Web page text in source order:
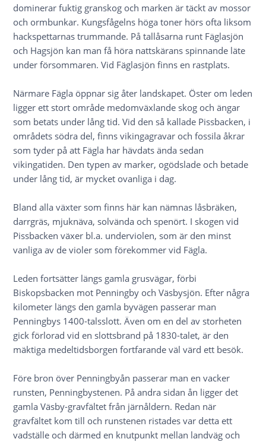
dominerar fuktig granskog och marken är täckt av mossor
och ormbunkar. Kungsfågelns höga toner hörs ofta liksom
hackspettarnas trummande. På tallåsarna runt Fäglasjön
och Hagsjön kan man få höra nattskärans spinnande läte
under försommaren. Vid Fäglasjön finns en rastplats.
Närmare Fägla öppnar sig åter landskapet. Öster om leden
ligger ett stort område medomväxlande skog och ängar
som betats under lång tid. Vid den så kallade Pissbacken, i
områdets södra del, finns vikingagravar och fossila åkrar
som tyder på att Fägla har hävdats ända sedan
vikingatiden. Den typen av marker, ogödslade och betade
under lång tid, är mycket ovanliga i dag.
Bland alla växter som finns här kan nämnas låsbräken,
darrgräs, mjuknäva, solvända och spenört. I skogen vid
Pissbacken växer bl.a. underviolen, som är den minst
vanliga av de violer som förekommer vid Fägla.
Leden fortsätter längs gamla grusvägar, förbi
Biskopsbacken mot Penningby och Väsbysjön. Efter några
kilometer längs den gamla byvägen passerar man
Penningbys 1400-talsslott. Även om en del av storheten
gick förlorad vid en slottsbrand på 1830-talet, är den
mäktiga medeltidsborgen fortfarande väl värd ett besök.
Före bron över Penningbyån passerar man en vacker
runsten, Penningbystenen. På andra sidan ån ligger det
gamla Väsby-gravfältet från järnåldern. Redan när
gravfältet kom till och runstenen ristades var detta ett
vadställe och därmed en knutpunkt mellan landväg och